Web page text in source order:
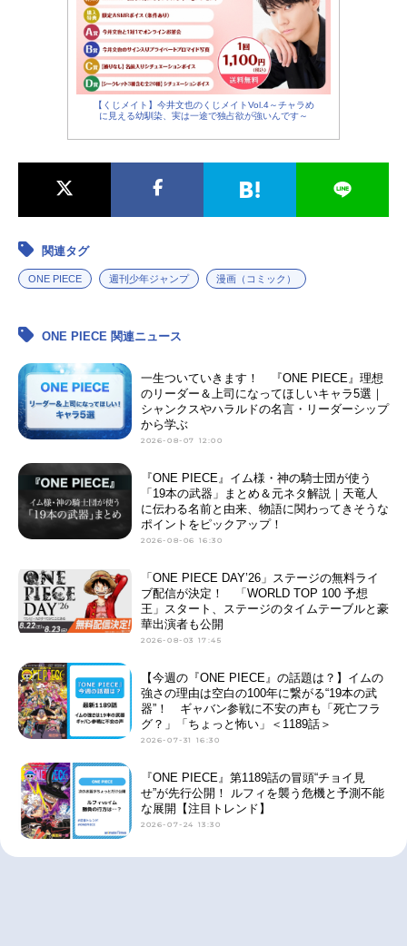
【くじメイト】今井文也のくじメイトVol.4～チャラめ
に見える幼馴染、実は一途で独占欲が強いんです～
関連タグ
ONE PIECE 週刊少年ジャンプ 漫画（コミック）
ONE PIECE 関連ニュース
一生ついていきます！ 『ONE PIECE』理想
のリーダー＆上司になってほしいキャラ5選｜
シャンクスやハラルドの名言・リーダーシップ
から学ぶ
2026-08-07 12:00
『ONE PIECE』イム様・神の騎士団が使う
「19本の武器」まとめ＆元ネタ解説｜天竜人
に伝わる名前と由来、物語に関わってきそうな
ポイントをピックアップ！
2026-08-06 16:30
「ONE PIECE DAY’26」ステージの無料ライ
ブ配信が決定！ 「WORLD TOP 100 予想
王」スタート、ステージのタイムテーブルと豪
華出演者も公開
2026-08-03 17:45
【今週の『ONE PIECE』の話題は？】イムの
強さの理由は空白の100年に繋がる“19本の武
器”！ ギャバン参戦に不安の声も「死亡フラ
グ？」「ちょっと怖い」＜1189話＞
2026-07-31 16:30
『ONE PIECE』第1189話の冒頭“チョイ見
せ”が先行公開！ ルフィを襲う危機と予測不能
な展開【注目トレンド】
2026-07-24 13:30